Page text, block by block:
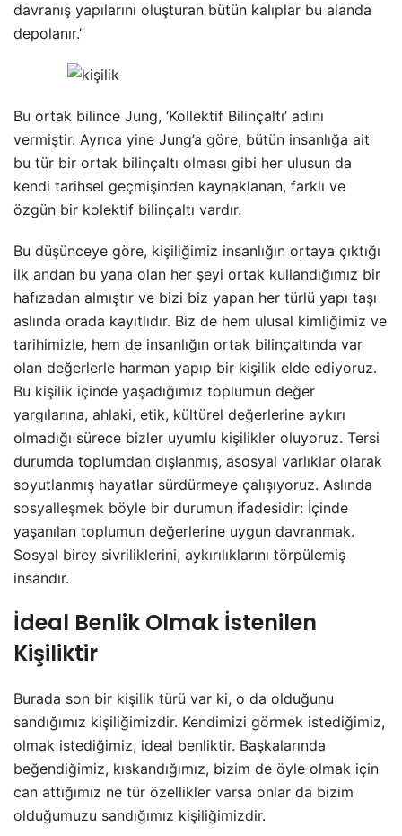
davranış yapılarını oluşturan bütün kalıplar bu alanda
depolanır.”
Bu ortak bilince Jung, ‘Kollektif Bilinçaltı’ adını
vermiştir. Ayrıca yine Jung’a göre, bütün insanlığa ait
bu tür bir ortak bilinçaltı olması gibi her ulusun da
kendi tarihsel geçmişinden kaynaklanan, farklı ve
özgün bir kolektif bilinçaltı vardır.
Bu düşünceye göre, kişiliğimiz insanlığın ortaya çıktığı
ilk andan bu yana olan her şeyi ortak kullandığımız bir
hafızadan almıştır ve bizi biz yapan her türlü yapı taşı
aslında orada kayıtlıdır. Biz de hem ulusal kimliğimiz ve
tarihimizle, hem de insanlığın ortak bilinçaltında var
olan değerlerle harman yapıp bir kişilik elde ediyoruz.
Bu kişilik içinde yaşadığımız toplumun değer
yargılarına, ahlaki, etik, kültürel değerlerine aykırı
olmadığı sürece bizler uyumlu kişilikler oluyoruz. Tersi
durumda toplumdan dışlanmış, asosyal varlıklar olarak
soyutlanmış hayatlar sürdürmeye çalışıyoruz. Aslında
sosyalleşmek böyle bir durumun ifadesidir: İçinde
yaşanılan toplumun değerlerine uygun davranmak.
Sosyal birey sivriliklerini, aykırılıklarını törpülemiş
insandır.
İdeal Benlik Olmak İstenilen
Kişiliktir
Burada son bir kişilik türü var ki, o da olduğunu
sandığımız kişiliğimizdir. Kendimizi görmek istediğimiz,
olmak istediğimiz, ideal benliktir. Başkalarında
beğendiğimiz, kıskandığımız, bizim de öyle olmak için
can attığımız ne tür özellikler varsa onlar da bizim
olduğumuzu sandığımız kişiliğimizdir.